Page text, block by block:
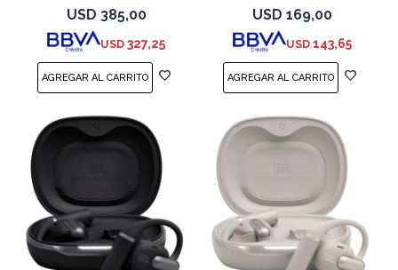
Negro
USD 385,00
USD 327,25
Blanco
USD 169,00
USD 143,65